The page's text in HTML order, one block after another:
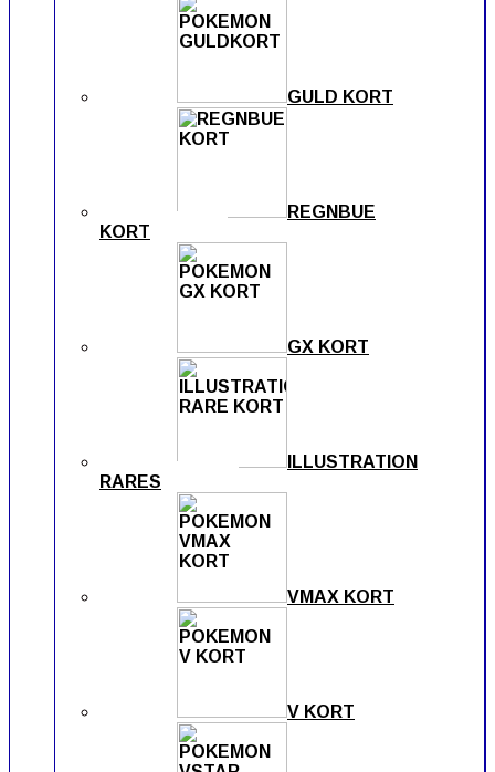
GULD KORT
REGNBUE
KORT
GX KORT
ILLUSTRATION
RARES
VMAX KORT
V KORT